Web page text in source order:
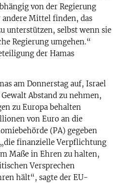
von der Regierung
andere Mittel finden, das
unterstützen, selbst wenn sie
Regierung umgehen.“
der Hamas
am Donnerstag auf, Israel
Abstand zu nehmen,
zu Europa behalten
von Euro an die
(PA) gegeben
finanzielle Verpflichtung
Maße in Ehren zu halten,
Versprechen
hält“, sagte der EU-